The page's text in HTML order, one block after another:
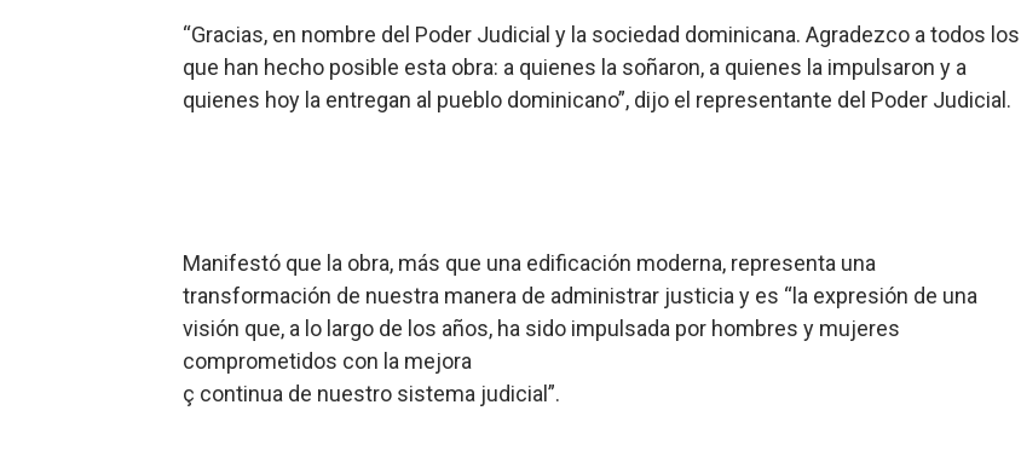
“Gracias, en nombre del Poder Judicial y la sociedad dominicana. Agradezco a todos los
que han hecho posible esta obra: a quienes la soñaron, a quienes la impulsaron y a
quienes hoy la entregan al pueblo dominicano”, dijo el representante del Poder Judicial.
Manifestó que la obra, más que una edificación moderna, representa una
transformación de nuestra manera de administrar justicia y es “la expresión de una
visión que, a lo largo de los años, ha sido impulsada por hombres y mujeres
comprometidos con la mejora
ç continua de nuestro sistema judicial”.